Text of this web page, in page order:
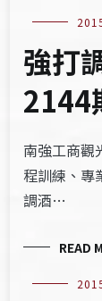
強打
2144
南強工商觀
程訓練、專
調酒…
READ